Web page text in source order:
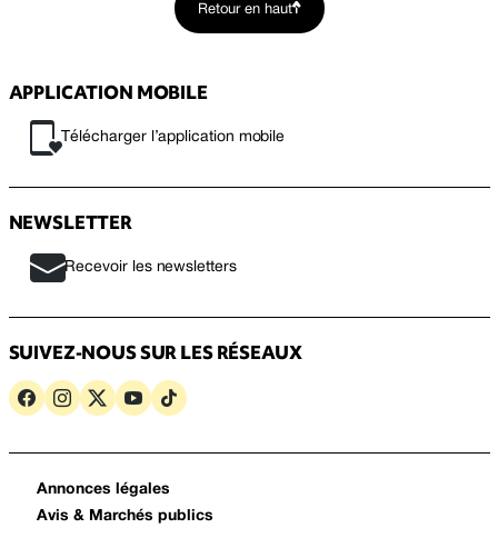
Retour en haut
APPLICATION MOBILE
Télécharger l’application mobile
NEWSLETTER
Recevoir les newsletters
SUIVEZ-NOUS SUR LES RÉSEAUX
Annonces légales
Avis & Marchés publics